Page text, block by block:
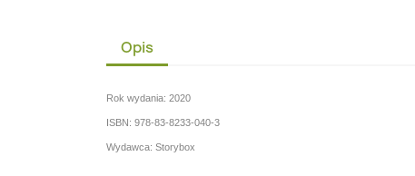
Opis
Rok wydania: 2020
ISBN: 978-83-8233-040-3
Wydawca: Storybox